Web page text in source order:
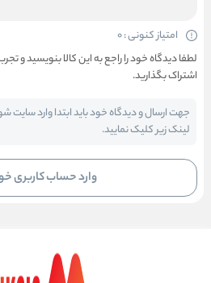
امتیاز کنونی : 0
لطفا دیدگاه خود را راجع به این کالا بنویسید و
اشتراک بگذارید.
جهت ارسال و دیدگاه خود باید ابتدا وارد
لینک زیر کلیک نمایید.
وارد حساب کاربری